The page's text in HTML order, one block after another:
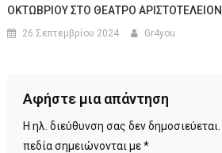
ΟΚΤΩΒΡΙΟΥ ΣΤΟ ΘΕΑΤΡΟ ΑΡΙΣΤΟΤΕΛΕΙΟΝ
26 Σεπτεμβρίου 2024 Gr4you
Αφήστε μια απάντηση
Η ηλ. διεύθυνση σας δεν δημοσιεύεται.
πεδία σημειώνονται με*